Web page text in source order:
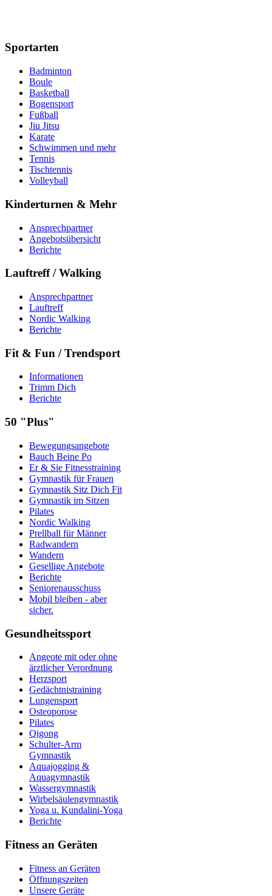
Sportarten
Badminton
Boule
Basketball
Bogensport
Fußball
Jiu Jitsu
Karate
Schwimmen und mehr
Tennis
Tischtennis
Volleyball
Kinderturnen & Mehr
Ansprechpartner
Angebotsübersicht
Berichte
Lauftreff / Walking
Ansprechpartner
Lauftreff
Nordic Walking
Berichte
Fit & Fun / Trendsport
Informationen
Trimm Dich
Berichte
50 "Plus"
Bewegungsangebote
Bauch Beine Po
Er & Sie Fitnesstraining
Gymnastik für Frauen
Gymnastik Sitz Dich Fit
Gymnastik im Sitzen
Pilates
Nordic Walking
Prellball für Männer
Radwandern
Wandern
Gesellige Angebote
Berichte
Seniorenausschuss
Mobil bleiben - aber
sicher.
Gesundheitssport
Angeote mit oder ohne
ärztlicher Verordnung
Herzsport
Gedächtnistraining
Lungensport
Osteoporose
Pilates
Qigong
Schulter-Arm
Gymnastik
Aquajogging &
Aquagymnastik
Wassergymnastik
Wirbelsäulengymnastik
Yoga u. Kundalini-Yoga
Berichte
Fitness an Geräten
Fitness an Geräten
Öffnungszeiten
Unsere Geräte